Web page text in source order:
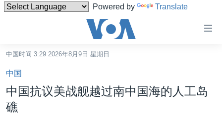
Powered by Translate
碍
链
接
转
中国
中国时间 3:29 2026年8月9日 星期日
中国
中国抗议美战舰越过南中国海的人工岛
礁